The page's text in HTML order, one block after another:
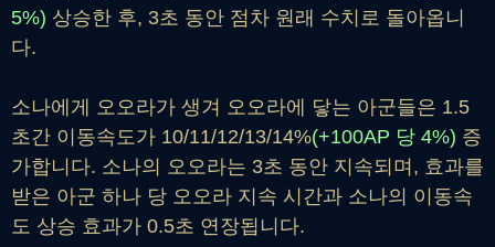
5%) 상승한 후, 3초 동안 점차 원래 수치로 돌아옵니
다.
소나에게 오오라가 생겨 오오라에 닿는 아군들은 1.5
초간 이동속도가 10/11/12/13/14%(+100AP 당 4%) 증
가합니다. 소나의 오오라는 3초 동안 지속되며, 효과를
받은 아군 하나 당 오오라 지속 시간과 소나의 이동속
도 상승 효과가 0.5초 연장됩니다.